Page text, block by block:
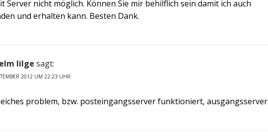
Server nicht möglich. Können Sie mir behilflich sein damit ich auch
und erhalten kann. Besten Dank.
lilge sagt:
2012 UM 22:23 UHR
problem, bzw. posteingangsserver funktioniert, ausgangsserver